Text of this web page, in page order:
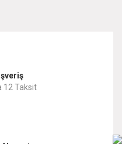
görüntülenemiyor.
12 Taksit